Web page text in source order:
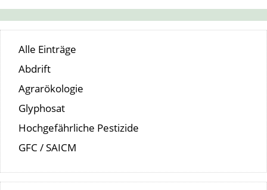
Alle Einträge
Abdrift
Agrarökologie
Glyphosat
Hochgefährliche Pestizide
GFC / SAICM